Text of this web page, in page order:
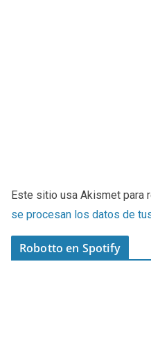
Este sitio usa Akismet para
se procesan los datos de
Robotto en Spotify